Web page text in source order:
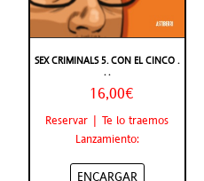
SEX CRIMINALS 5. CON EL CINCO .
. .
16,00€
Reservar | Te lo traemos
Lanzamiento:
ENCARGAR